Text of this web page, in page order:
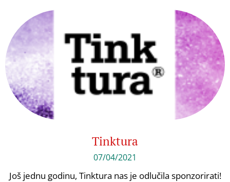
Tinktura
07/04/2021
Još jednu godinu, Tinktura nas je odlučila sponzorirati!